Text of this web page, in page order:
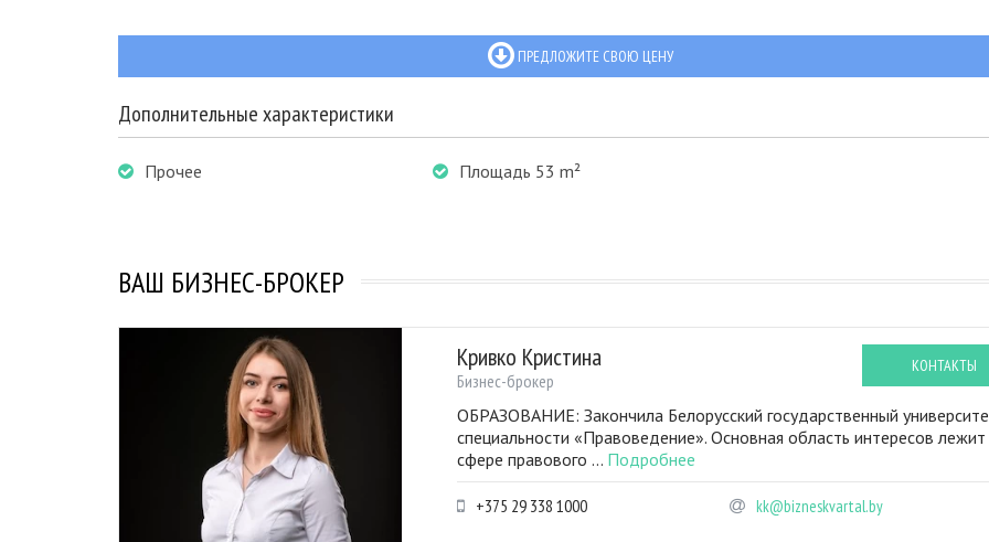
ПРЕДЛОЖИТЕ СВОЮ ЦЕНУ
Дополнительные характеристики
Прочее Площадь 53 m²
ВАШ БИЗНЕС-БРОКЕР
Кривко Кристина
Бизнес-брокер
КОНТАКТЫ
ОБРАЗОВАНИЕ: Закончила Белорусский государственный
специальности «Правоведение». Основная область интересов лежит
сфере правового ... Подробнее
+375 29 338 1000 kk@bizneskvartal.by